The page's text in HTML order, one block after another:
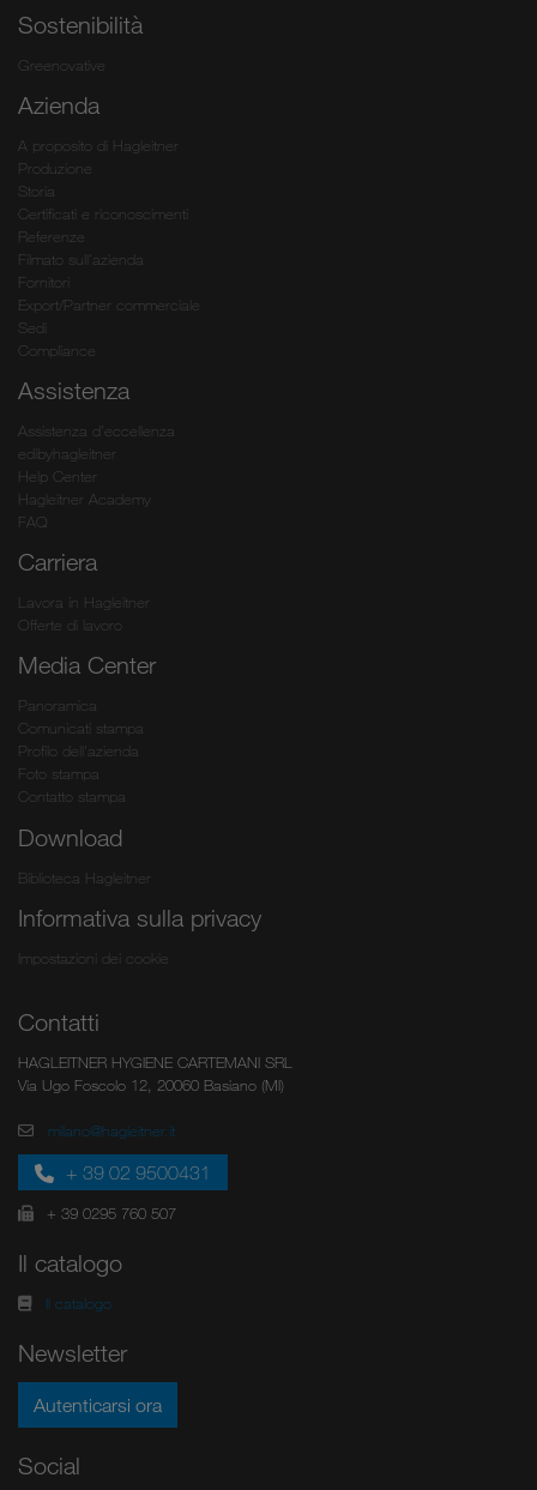
Sostenibilità
Greenovative
Azienda
A proposito di Hagleitner
Produzione
Storia
Certificati e riconoscimenti
Referenze
Filmato sull’azienda
Fornitori
Export/Partner commerciale
Sedi
Compliance
Assistenza
Assistenza d’eccellenza
edibyhagleitner
Help Center
Hagleitner Academy
FAQ
Carriera
Lavora in Hagleitner
Offerte di lavoro
Media Center
Panoramica
Comunicati stampa
Profilo dell'azienda
Foto stampa
Contatto stampa
Download
Biblioteca Hagleitner
Informativa sulla privacy
Impostazioni dei cookie
Contatti
HAGLEITNER HYGIENE CARTEMANI SRL
Via Ugo Foscolo 12, 20060 Basiano (MI)
milano@hagleitner.it
+ 39 02 9500431
+ 39 0295 760 507
Il catalogo
Il catalogo
Newsletter
Autenticarsi ora
Social